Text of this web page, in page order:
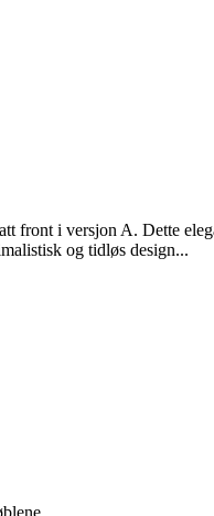
front i versjon A. Dette
og tidløs design...